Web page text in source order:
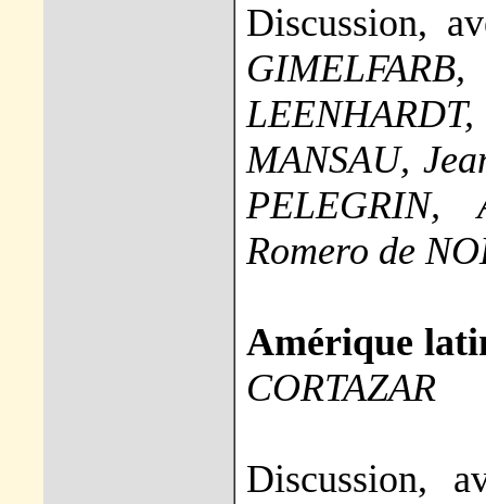
Discussion,
MANSAU,
PELEGRIN,
Romero de
Amérique
CORTAZAR
Discussion,